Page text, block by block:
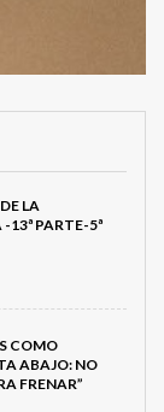
LA
13ª PARTE-5ª
COMO
ABAJO: NO
FRENAR”